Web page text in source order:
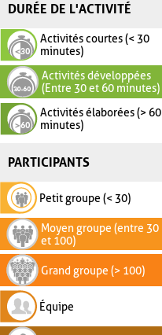
DURÉE DE L'ACTIVITÉ
Activités courtes (< 30
minutes)
Activités développées
(Entre 30 et 60 minutes)
Activités élaborées (> 60
minutes)
PARTICIPANTS
Petit groupe (< 30)
Moyen groupe (entre 30
et 100)
Grand groupe (> 100)
Équipe